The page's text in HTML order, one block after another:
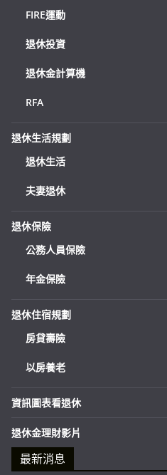
FIRE運動
退休投資
退休金計算機
RFA
退休生活規劃
退休生活
夫妻退休
退休保險
公務人員保險
年金保險
退休住宿規劃
房貸壽險
以房養老
資訊圖表看退休
退休金理財影片
最新消息